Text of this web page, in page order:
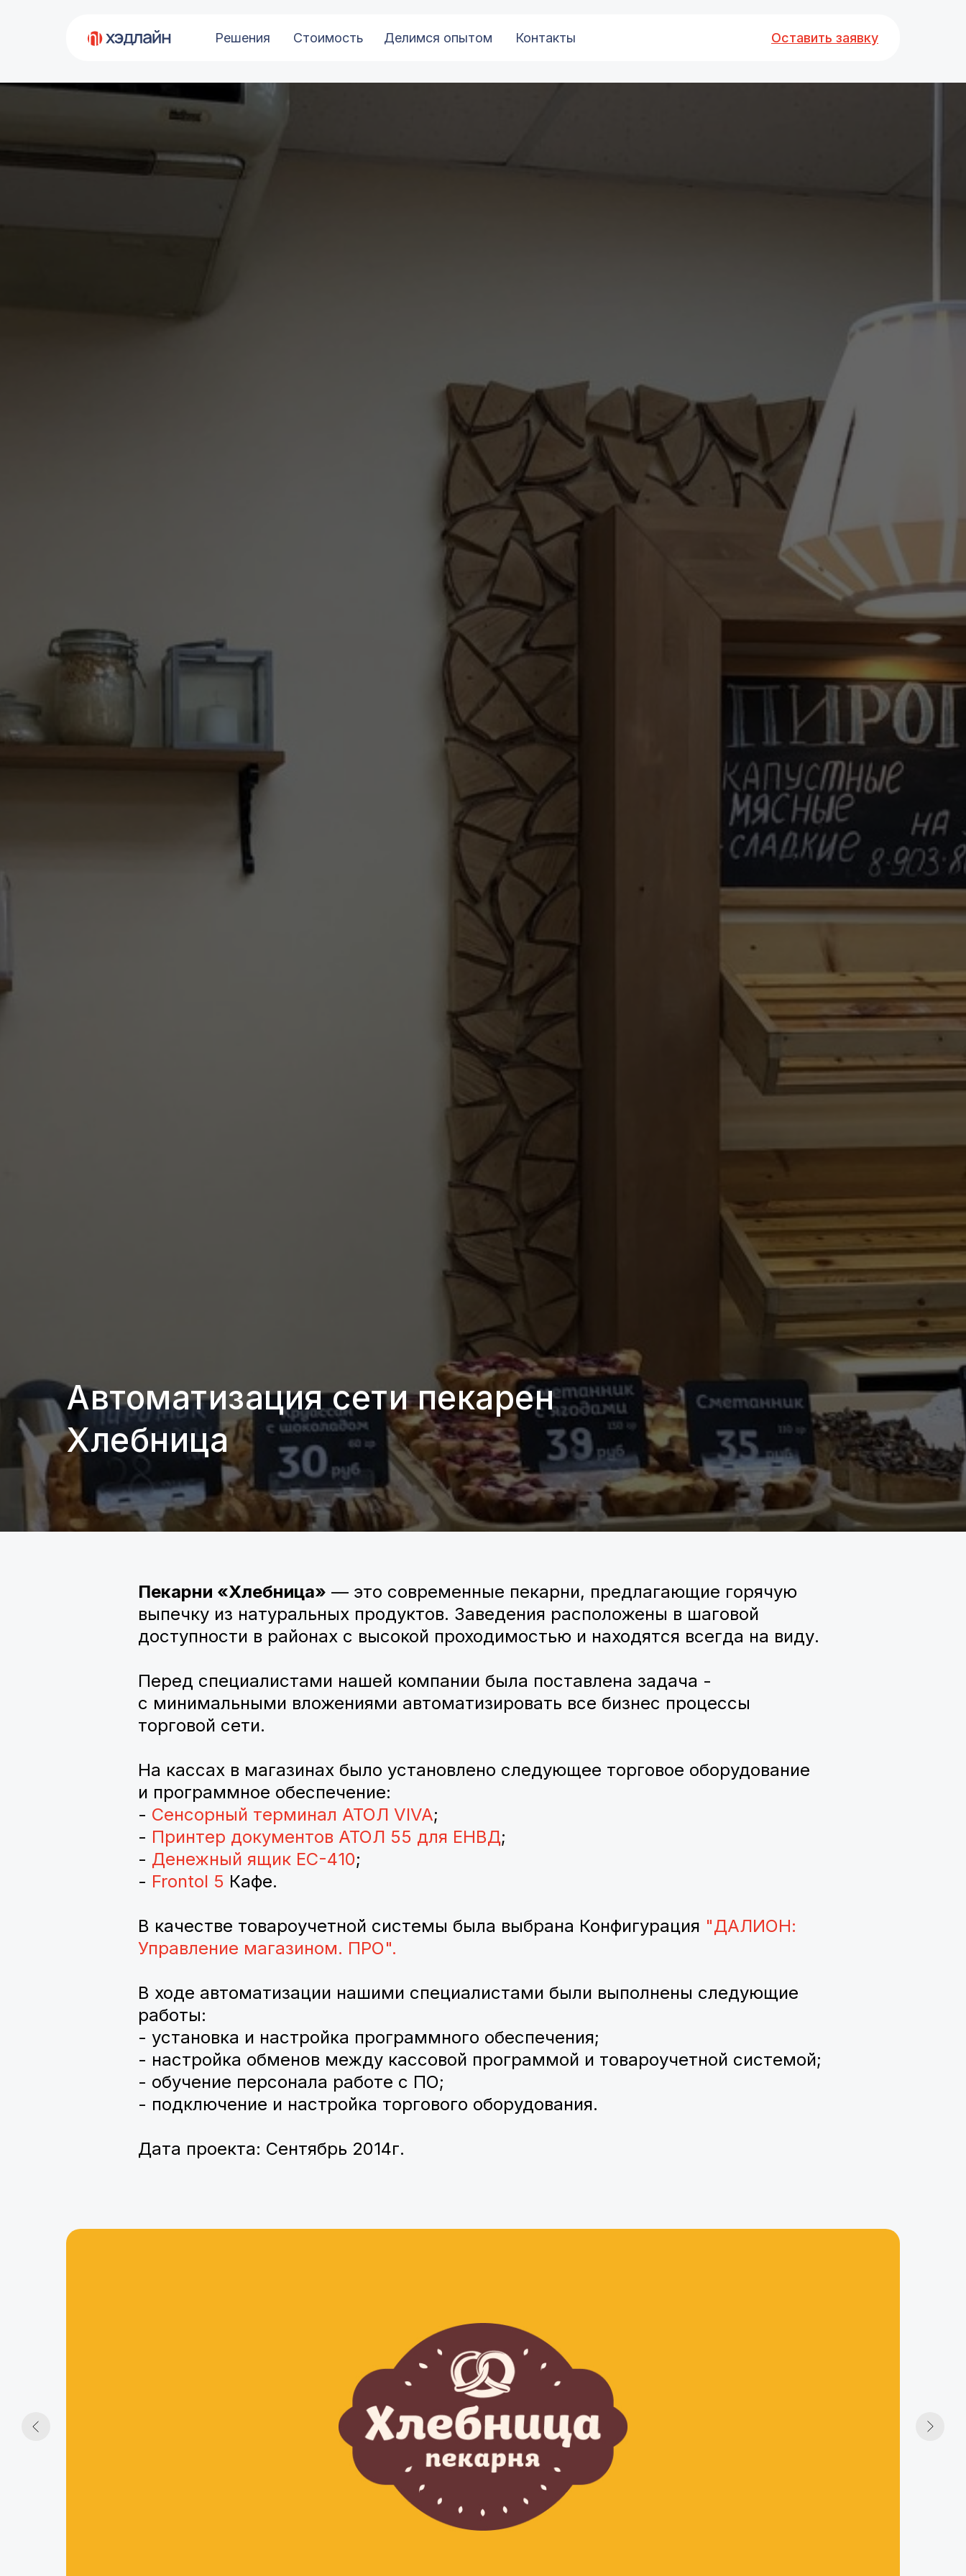
Оставить заявку
Решения Стоимость Контакты
Делимся опытом
Автоматизация сети пекарен
Хлебница
Пекарни «Хлебница» — это современные пекарни, предлагающие горячую
выпечку из натуральных продуктов. Заведения расположены в шаговой
доступности в районах с высокой проходимостью и находятся всегда на виду.
Перед специалистами нашей компании была поставлена задача -
с минимальными вложениями автоматизировать все бизнес процессы
торговой сети.
На кассах в магазинах было установлено следующее торговое оборудование
и программное обеспечение:
- Сенсорный терминал АТОЛ VIVA;
- Принтер документов АТОЛ 55 для ЕНВД;
- Денежный ящик EC-410;
- Frontol 5 Кафе.
В качестве товароучетной системы была выбрана Конфигурация "ДАЛИОН:
Управление магазином. ПРО".
В ходе автоматизации нашими специалистами были выполнены следующие
работы:
- установка и настройка программного обеспечения;
- настройка обменов между кассовой программой и товароучетной системой;
- обучение персонала работе с ПО;
- подключение и настройка торгового оборудования.
Дата проекта: Сентябрь 2014г.